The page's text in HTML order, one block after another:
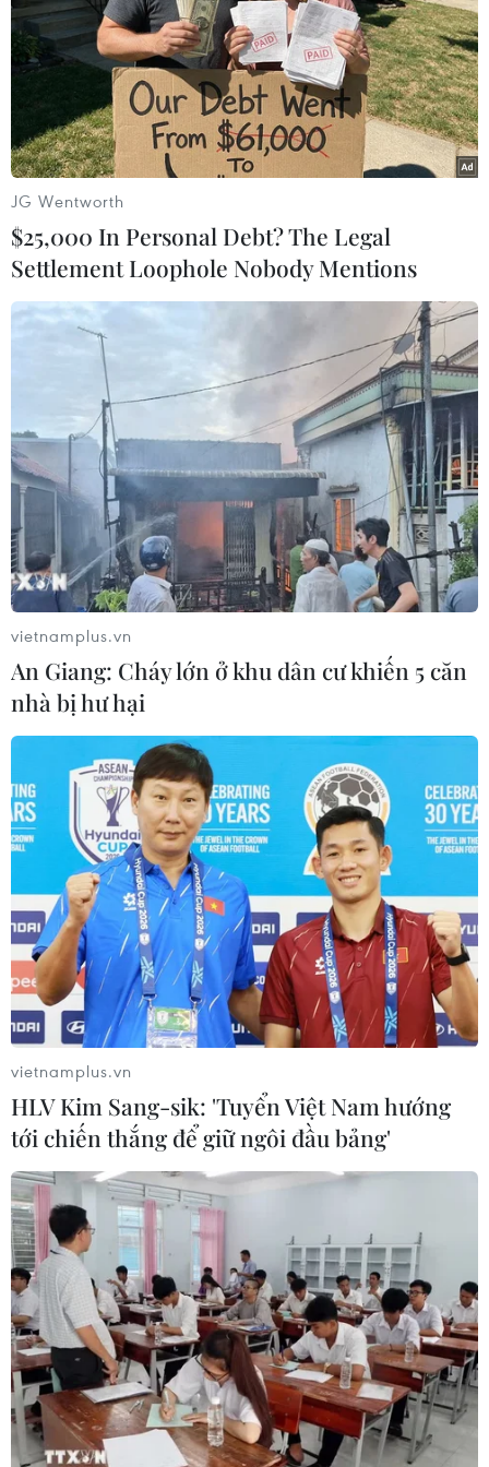
Bắc Giang: Bệnh nhân người Trung Quốc
âm tính với virus corona
29/01/2020 08:04
Kết quả xét nghiệm của Viện Vệ sinh dịch tễ Trung ương
cho thấy bệnh nhân âm tính nCoV nên phía bệnh viện
đã cho bệnh nhân xuất viện vào chiều 28/1.
Giám sát đoàn khách 64 người tại cơ sở
lưu trú ở Thành phố Hồ Chí Minh
08/02/2020 01:50
Tổng số hành khách được nhập cảnh là 64 người, gồm
62 người quốc tịch Trung Quốc có thị thực đến Việt Nam
lao động, đầu tư... và 2 người quốc tịch Việt Nam.
JG Wentworth
$25,000 In Personal Debt? The Legal
Settlement Loophole Nobody Mentions
vietnamplus.vn
An Giang: Cháy lớn ở khu dân cư khiến 5 căn
nhà bị hư hại
vietnamplus.vn
HLV Kim Sang-sik: 'Tuyển Việt Nam hướng
tới chiến thắng để giữ ngôi đầu bảng'